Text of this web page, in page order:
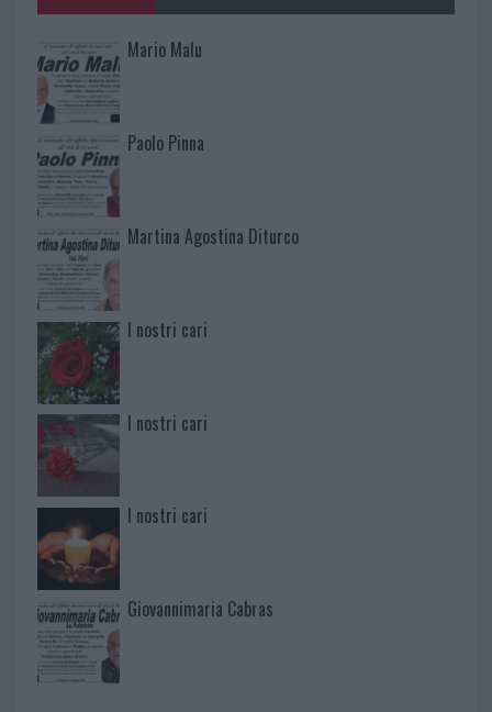
Mario Malu
Paolo Pinna
Martina Agostina Diturco
I nostri cari
I nostri cari
I nostri cari
Giovannimaria Cabras